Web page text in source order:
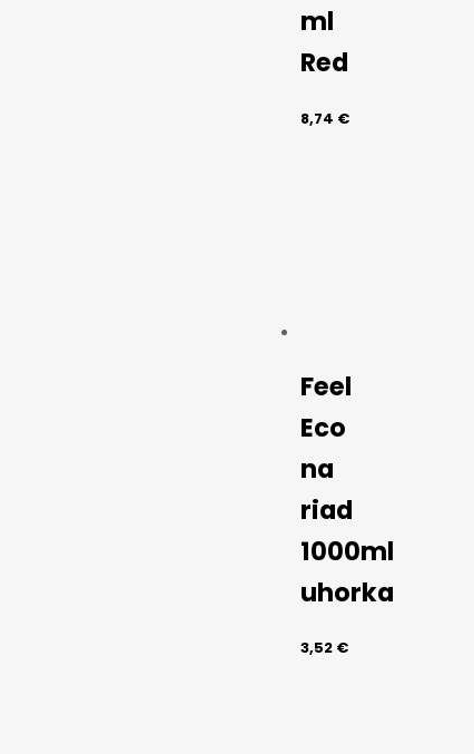
ml
Red
8,74 €
Feel
Eco
na
riad
1000ml
uhorka
3,52 €